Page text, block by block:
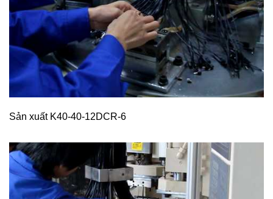
Sản xuất K40-40-12DCR-6